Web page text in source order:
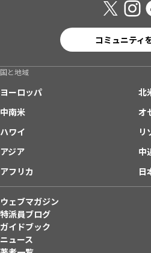
コミュニティ
国と地域
ヨーロッパ
北
中南米
オ
ハワイ
リ
アジア
中
アフリカ
日
ウェブマガジン
特派員ブログ
ガイドブック
ニュース